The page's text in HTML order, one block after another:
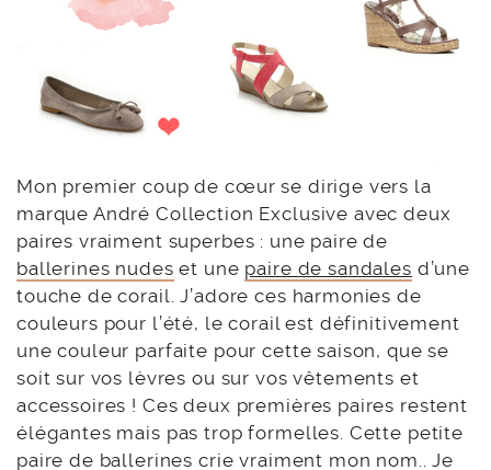
Mon premier coup de cœur se dirige vers la
marque André Collection Exclusive avec deux
paires vraiment superbes : une paire de
ballerines nudes et une paire de sandales d’une
touche de corail. J’adore ces harmonies de
couleurs pour l’été, le corail est définitivement
une couleur parfaite pour cette saison, que se
soit sur vos lèvres ou sur vos vêtements et
accessoires ! Ces deux premières paires restent
élégantes mais pas trop formelles. Cette petite
paire de ballerines crie vraiment mon nom.. Je